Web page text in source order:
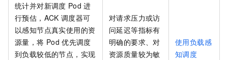
统计并对新调度 Pod 进
行预估，ACK 调度器可
以感知节点真实使用的资
源量，将 Pod 优先调度
到负载较低的节点，实现
对请求压力或访
问延迟等指标有
明确的要求、对
资源质量较为敏
使用负载感
知调度